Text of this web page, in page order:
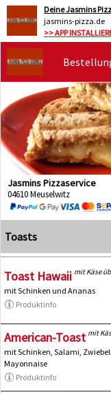
Deine Jasmins
jasmins-pizza.de
>> APP
Jasmins Pizzaservice
04610 Meuselwitz
Toasts
Toast Hawaii mit Käse
mit Schinken und Ananas
Produktinfo
American-Toast mit
mit Schinken, Salami,
Mayonnaise
Produktinfo